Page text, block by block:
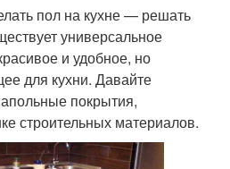
пол на кухне — решать
универсальное
и удобное, но
для кухни. Давайте
покрытия,
строительных материалов.